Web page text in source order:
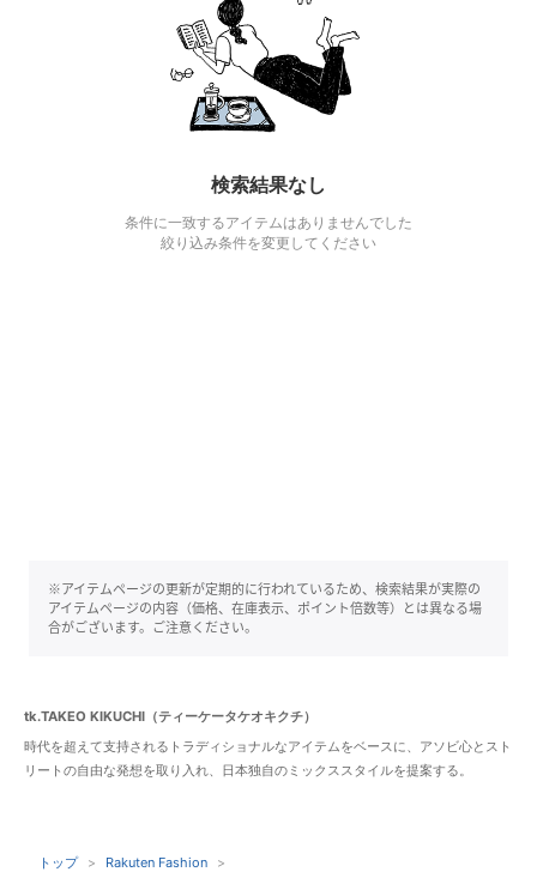
検索結果なし
条件に一致するアイテムはありませんでした
絞り込み条件を変更してください
※アイテムページの更新が定期的に行われているため、検索結果が実際の
アイテムページの内容（価格、在庫表示、ポイント倍数等）とは異なる場
合がございます。ご注意ください。
tk.TAKEO KIKUCHI（ティーケータケオキクチ）
時代を超えて支持されるトラディショナルなアイテムをベースに、アソビ心とスト
リートの自由な発想を取り入れ、日本独自のミックススタイルを提案する。
トップ
Rakuten Fashion